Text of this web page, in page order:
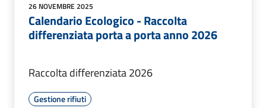
26 NOVEMBRE 2025
Calendario Ecologico - Raccolta
differenziata porta a porta anno 2026
Raccolta differenziata 2026
Gestione rifiuti